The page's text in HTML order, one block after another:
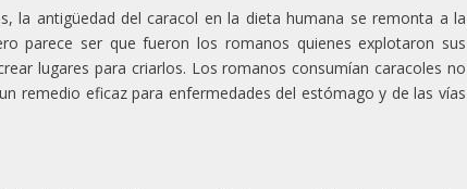
la antigüedad del caracol en la dieta humana se remonta a la
parece ser que fueron los romanos quienes explotaron sus
lugares para criarlos. Los romanos consumían caracoles no
remedio eficaz para enfermedades del estómago y de las vías